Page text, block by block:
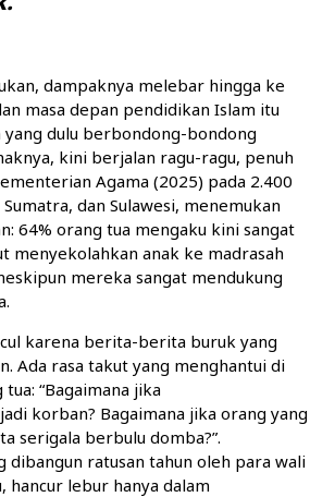
dampaknya melebar hingga ke
masa depan pendidikan Islam itu
yang dulu berbondong-bondong
kini berjalan ragu-ragu, penuh
Agama (2025) pada 2.400
dan Sulawesi, menemukan
64% orang tua mengaku kini sangat
menyekolahkan anak ke madrasah
mereka sangat mendukung
karena berita-berita buruk yang
Ada rasa takut yang menghantui di
“Bagaimana jika
korban? Bagaimana jika orang yang
serigala berbulu domba?”.
dibangun ratusan tahun oleh para wali
hancur lebur hanya dalam